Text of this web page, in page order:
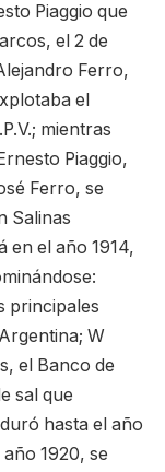
Piaggio que
el 2 de
Ferro,
el
mientras
Piaggio,
Ferro, se
Salinas
en el año 1914,
principales
W
el Banco de
sal que
hasta el año
1920, se